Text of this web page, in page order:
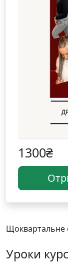
1300₴
Щоквартальне
Уроки